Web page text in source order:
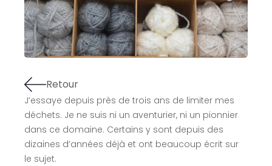
Retour
J’essaye depuis près de trois ans de limiter mes
déchets. Je ne suis ni un aventurier, ni un pionnier
dans ce domaine. Certains y sont depuis des
dizaines d’années déjà et ont beaucoup écrit sur
le sujet.